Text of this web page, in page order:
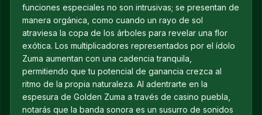
funciones especiales no son intrusivas; se presentan de
manera orgánica, como cuando un rayo de sol
atraviesa la copa de los árboles para revelar una flor
exótica. Los multiplicadores representados por el ídolo
Zuma aumentan con una cadencia tranquila,
permitiendo que tu potencial de ganancia crezca al
ritmo de la propia naturaleza. Al adentrarte en la
espesura de Golden Zuma a través de casino puebla,
notarás que la banda sonora es un susurro de sonidos